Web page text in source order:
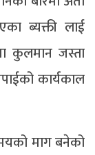
ब्यक्ती लाई
कुलमान जस्ता
कार्यकाल
माग बनेको